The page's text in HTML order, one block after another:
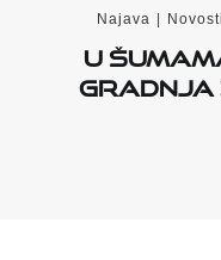
Najava Novosti
U
gradnja